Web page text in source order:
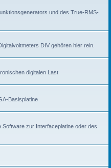
und des True-RMS-
DIV gehören hier rein.
digitalen Last
Basisplatine
zur Interfaceplatine oder des